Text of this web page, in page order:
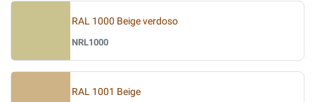
RAL 1000 Beige verdoso
NRL1000
RAL 1001 Beige